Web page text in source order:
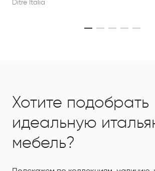
Ditre Italia
Хотите подобрать
идеальную
мебель?